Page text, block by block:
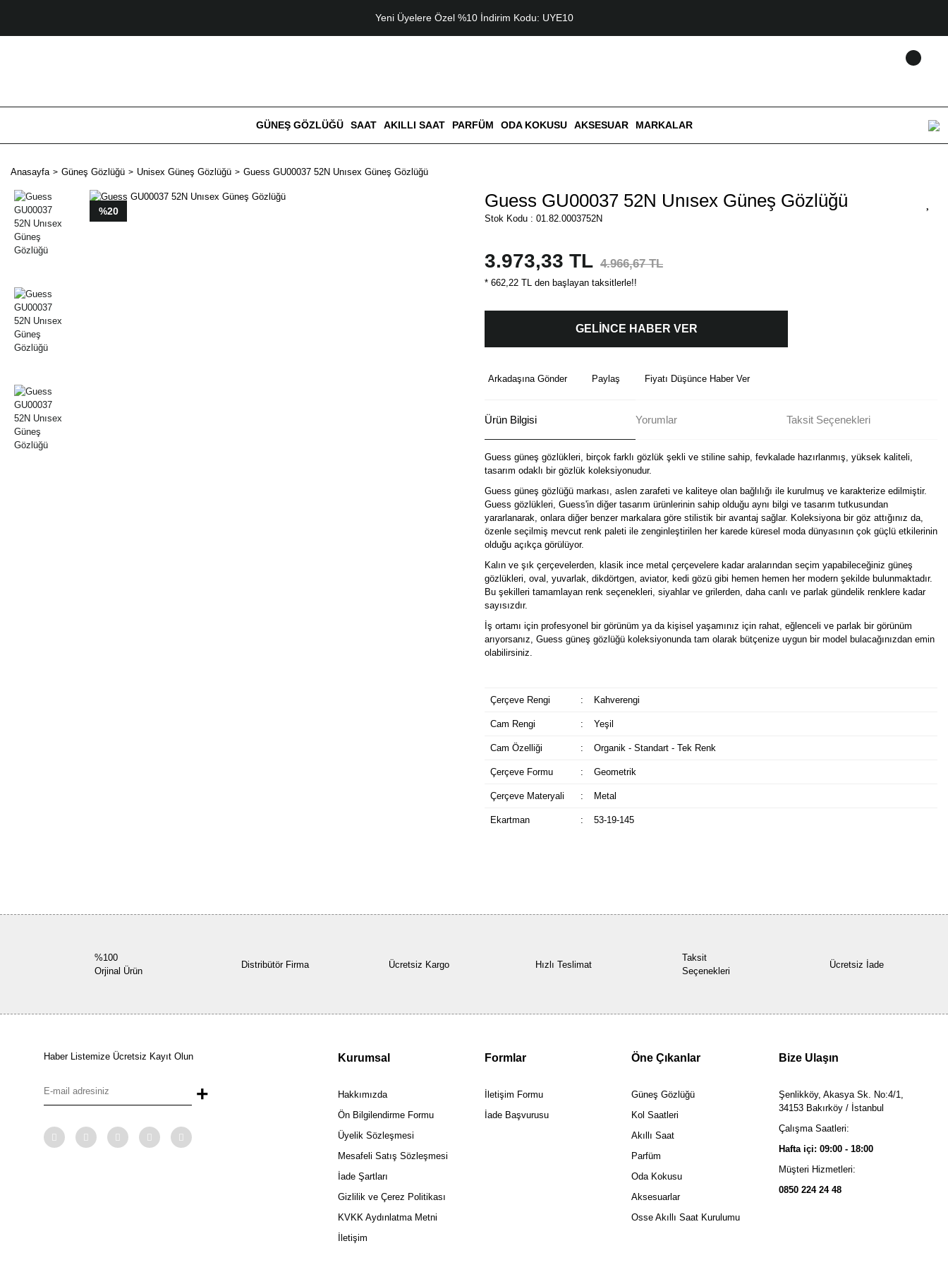
Yeni Üyelere Özel %10 İndirim Kodu: UYE10
GÜNEŞ GÖZLÜĞÜ SAAT AKILLI SAAT PARFÜM ODA KOKUSU AKSESUAR MARKALAR
Anasayfa Güneş Gözlüğü Unisex Güneş Gözlüğü Guess GU00037 52N Unısex Güneş Gözlüğü
%20 Guess GU00037 52N Unısex Güneş Gözlüğü
Stok Kodu : 01.82.0003752N
3.973,33 TL 4.966,67 TL
* 662,22 TL den başlayan taksitlerle!!
GELİNCE HABER VER
Arkadaşına Gönder Paylaş Fiyatı Düşünce Haber Ver
Ürün Bilgisi Yorumlar Taksit Seçenekleri
Guess güneş gözlükleri, birçok farklı gözlük şekli ve stiline sahip, fevkalade hazırlanmış, yüksek kaliteli,
tasarım odaklı bir gözlük koleksiyonudur.
Guess güneş gözlüğü markası, aslen zarafeti ve kaliteye olan bağlılığı ile kurulmuş ve karakterize edilmiştir.
Guess gözlükleri, Guess'in diğer tasarım ürünlerinin sahip olduğu aynı bilgi ve tasarım tutkusundan
yararlanarak, onlara diğer benzer markalara göre stilistik bir avantaj sağlar. Koleksiyona bir göz attığınız da,
özenle seçilmiş mevcut renk paleti ile zenginleştirilen her karede küresel moda dünyasının çok güçlü etkilerinin
olduğu açıkça görülüyor.
Kalın ve şık çerçevelerden, klasik ince metal çerçevelere kadar aralarından seçim yapabileceğiniz güneş
gözlükleri, oval, yuvarlak, dikdörtgen, aviator, kedi gözü gibi hemen hemen her modern şekilde bulunmaktadır.
Bu şekilleri tamamlayan renk seçenekleri, siyahlar ve grilerden, daha canlı ve parlak gündelik renklere kadar
sayısızdır.
İş ortamı için profesyonel bir görünüm ya da kişisel yaşamınız için rahat, eğlenceli ve parlak bir görünüm
arıyorsanız, Guess güneş gözlüğü koleksiyonunda tam olarak bütçenize uygun bir model bulacağınızdan emin
olabilirsiniz.
Çerçeve Rengi : Kahverengi
Cam Rengi : Yeşil
Cam Özelliği : Organik - Standart - Tek Renk
Çerçeve Formu : Geometrik
Çerçeve Materyali : Metal
Ekartman : 53-19-145
%100
Orjinal Ürün
Distribütör Firma Ücretsiz Kargo Hızlı Teslimat
Taksit
Seçenekleri
Ücretsiz İade
Haber Listemize Ücretsiz Kayıt Olun
+
Kurumsal
Hakkımızda
Ön Bilgilendirme Formu
Üyelik Sözleşmesi
Mesafeli Satış Sözleşmesi
İade Şartları
Gizlilik ve Çerez Politikası
KVKK Aydınlatma Metni
İletişim
Formlar
İletişim Formu
İade Başvurusu
Öne Çıkanlar
Güneş Gözlüğü
Kol Saatleri
Akıllı Saat
Parfüm
Oda Kokusu
Aksesuarlar
Osse Akıllı Saat Kurulumu
Bize Ulaşın
Şenlikköy, Akasya Sk. No:4/1,
34153 Bakırköy / İstanbul
Çalışma Saatleri:
Hafta içi: 09:00 - 18:00
Müşteri Hizmetleri:
0850 224 24 48